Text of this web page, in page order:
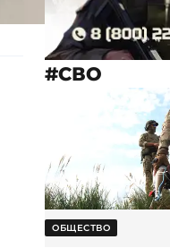
#СВО
ОБЩЕСТВО